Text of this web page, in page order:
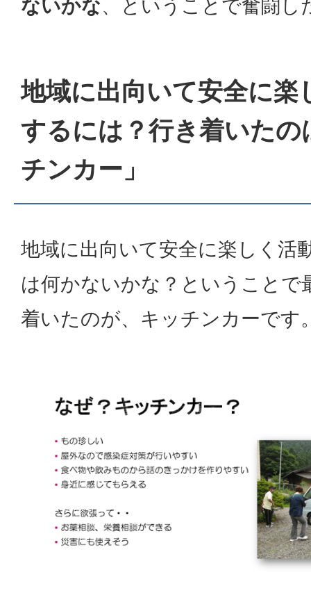
ないかな、ということで奮闘し
地域に出向いて安全に楽
するには？行き着いたの
チンカー」
地域に出向いて安全に楽しく活
は何かないかな？ということで
着いたのが、キッチンカーです